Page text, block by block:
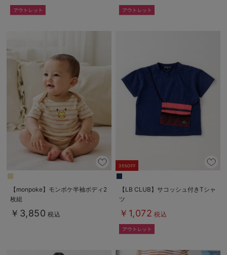
【monpoke】モンポケ半袖ボディ2
枚組
￥3,850 税込
35%OFF
【LB CLUB】サコッシュ付きTシャ
ツ
￥1,072 税込